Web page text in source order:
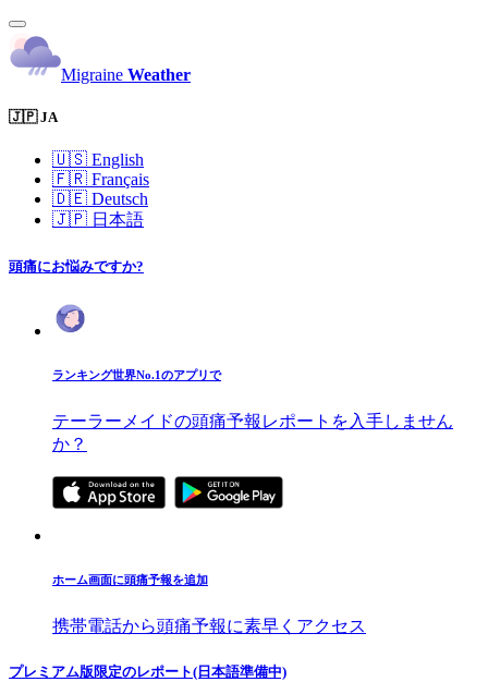
Migraine Weather
🇯🇵 JA
🇺🇸 English
🇫🇷 Français
🇩🇪 Deutsch
🇯🇵 日本語
頭痛にお悩みですか?
ランキング世界No.1のアプリで
テーラーメイドの頭痛予報レポートを入手しません
か？
ホーム画面に頭痛予報を追加
携帯電話から頭痛予報に素早くアクセス
プレミアム版限定のレポート(日本語準備中)